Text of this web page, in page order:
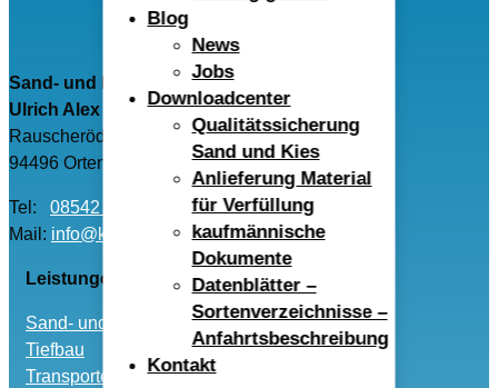
Blog
News
Jobs
Downloadcenter
Qualitätssicherung
Sand und Kies
Anlieferung Material
für Verfüllung
kaufmännische
Dokumente
Datenblätter –
Sortenverzeichnisse –
Anfahrtsbeschreibung
Kontakt
Sand- und Kieswerk Rauscheröd
Ulrich Alex GmbH
Rauscheröd 4
94496 Ortenburg
Tel: 08542 – 96040
Mail: info@kwr-alex.de
Leistungen
Sand- und Kies
Tiefbau
Transporte